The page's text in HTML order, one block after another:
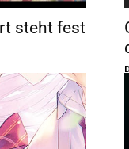
steht fest